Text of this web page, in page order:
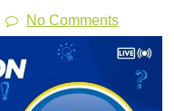
No Comments